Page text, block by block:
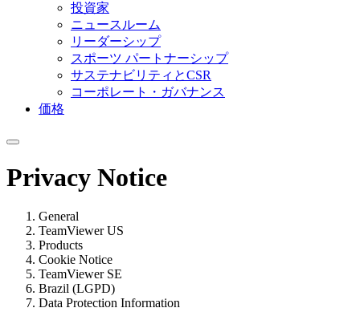
投資家
ニュースルーム
リーダーシップ
スポーツ パートナーシップ
サステナビリティとCSR
コーポレート・ガバナンス
価格
Privacy Notice
General
TeamViewer US
Products
Cookie Notice
TeamViewer SE
Brazil (LGPD)
Data Protection Information